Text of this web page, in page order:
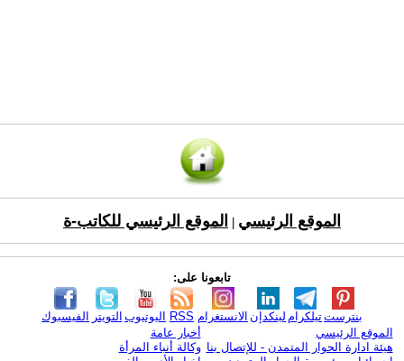
الموقع الرئيسي الموقع الرئيسي للكاتب-ة
تابعونا على:
الفيسبوك التويتر اليوتيوب RSS الانستغرام لينكدإن تيلكرامبنترست
الموقع الرئيسي
هيئة ادارة الحوار المتمدن - للإتصال بنا
أخبار عامة
وكالة أنباء المرأة